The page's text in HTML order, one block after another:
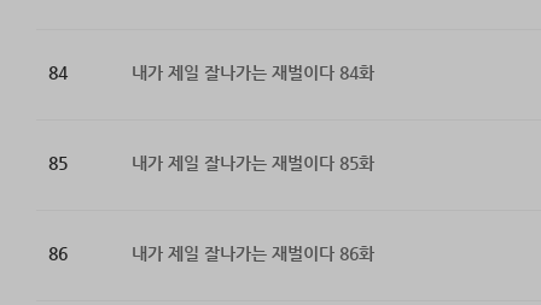
84 내가 제일 잘나가는 재벌이다 84화
85 내가 제일 잘나가는 재벌이다 85화
86 내가 제일 잘나가는 재벌이다 86화